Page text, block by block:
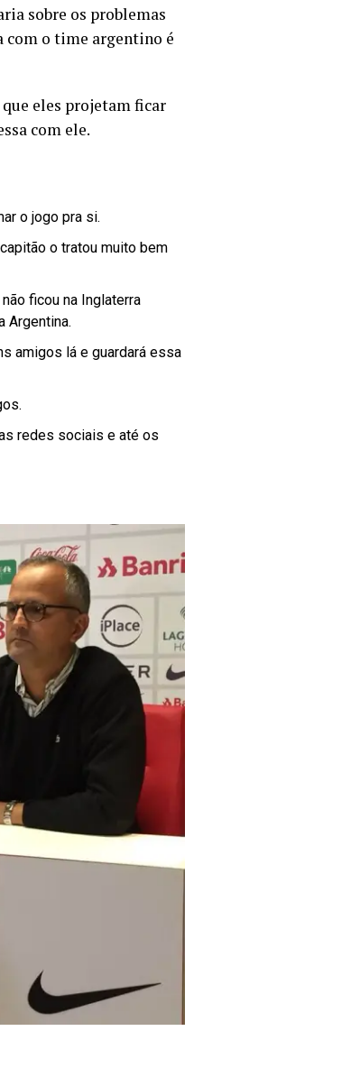
sobre os problemas
com o time argentino é
eles projetam ficar
com ele.
o jogo pra si.
o tratou muito bem
ficou na Inglaterra
Argentina.
amigos lá e guardará essa
redes sociais e até os